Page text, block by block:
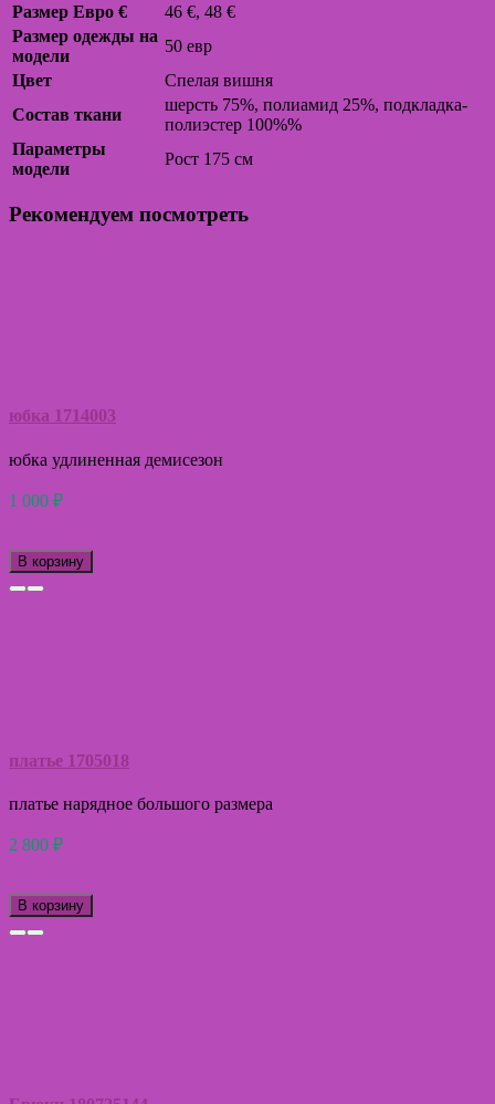
Размер Евро €
46 €, 48 €
Размер одежды на
модели
50 евр
Цвет
Спелая вишня
Состав ткани
шерсть 75%, полиамид 25%, подкладка-
полиэстер 100%%
Параметры
модели
Рост 175 см
Рекомендуем посмотреть
юбка 1714003
юбка удлиненная демисезон
1 000 ₽
В корзину
платье 1705018
платье нарядное большого размера
2 800 ₽
В корзину